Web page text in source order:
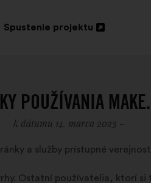
Spustenie projektu
kartePOUŽÍVANIA
k dátumu 14. marca 2023 -
a služby prístupné
Ostatní používatelia, ktorí